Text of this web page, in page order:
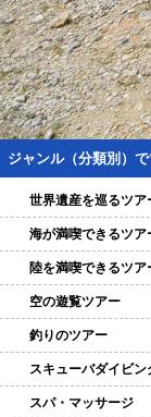
ジャンル（分類別）
世界遺産を巡るツア
海が満喫できるツア
陸を満喫できるツア
空の遊覧ツアー
釣りのツアー
スキューバダイビン
スパ・マッサージ